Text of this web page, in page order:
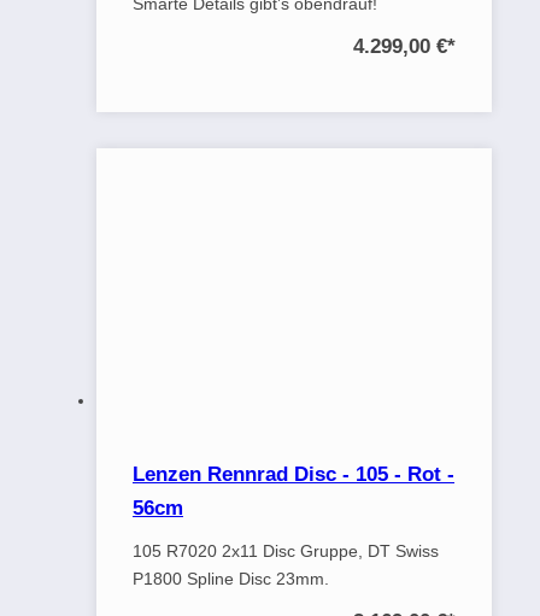
Smarte Details gibt’s obendrauf!
4.299,00 €*
Lenzen Rennrad Disc - 105 - Rot -
56cm
105 R7020 2x11 Disc Gruppe, DT Swiss
P1800 Spline Disc 23mm.